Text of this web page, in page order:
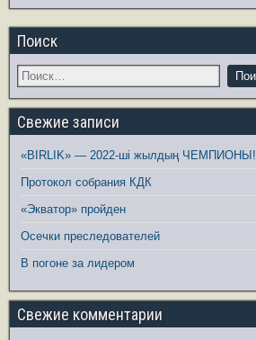
Поиск
Свежие записи
«BIRLIK» — 2022-ші жылдың ЧЕМПИОНЫ!
Протокол собрания КДК
«Экватор» пройден
Осечки преследователей
В погоне за лидером
Свежие комментарии